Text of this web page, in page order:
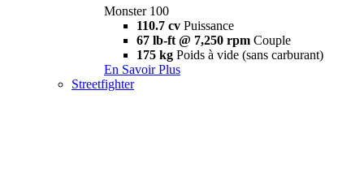
Monster 100
110.7 cv Puissance
67 lb-ft @ 7,250 rpm Couple
175 kg Poids à vide (sans carburant)
En Savoir Plus
Streetfighter